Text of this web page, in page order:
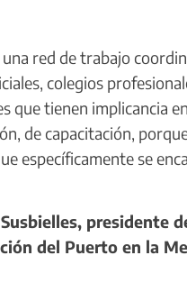
red de trabajo
colegios
que tienen implicancia
de capacitación,
específicamente se
presidente
del Puerto en la